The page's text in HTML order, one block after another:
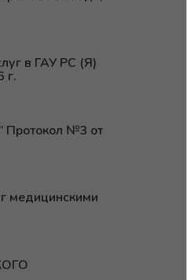
в ГАУ РС (Я)
г.
№3 от
медицинскими